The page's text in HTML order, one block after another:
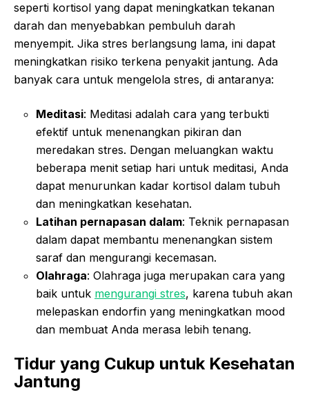
seperti kortisol yang dapat meningkatkan tekanan
darah dan menyebabkan pembuluh darah
menyempit. Jika stres berlangsung lama, ini dapat
meningkatkan risiko terkena penyakit jantung. Ada
banyak cara untuk mengelola stres, di antaranya:
Meditasi: Meditasi adalah cara yang terbukti
efektif untuk menenangkan pikiran dan
meredakan stres. Dengan meluangkan waktu
beberapa menit setiap hari untuk meditasi, Anda
dapat menurunkan kadar kortisol dalam tubuh
dan meningkatkan kesehatan.
Latihan pernapasan dalam: Teknik pernapasan
dalam dapat membantu menenangkan sistem
saraf dan mengurangi kecemasan.
Olahraga: Olahraga juga merupakan cara yang
baik untuk mengurangi stres, karena tubuh akan
melepaskan endorfin yang meningkatkan mood
dan membuat Anda merasa lebih tenang.
Tidur yang Cukup untuk Kesehatan
Jantung